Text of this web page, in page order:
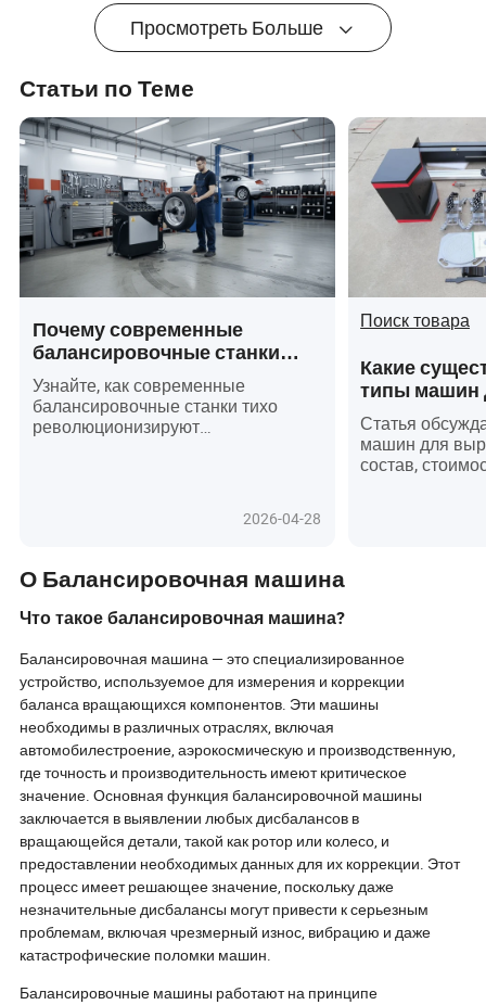
точности
обработке осей
точности в
обработке осей
Просмотреть Больше
Статьи по Теме
Почему современные
балансировочные станки
трансформируют
автомобильную индустрию
быстрее, чем вы думаете?
Узнайте, как современные
балансировочные станки тихо
революционизируют
диагностики на базе ИИ до
бесшовной совместимости с
умные машины трансформируют
мастерские по всему миру —
уменьшая человеческие ошибки,
повышая удовлетворенность
клиентов и устанавливая новые
стандарты ухода за автомобилями.
С растущим мировым спросом,
особенно в Азии, и инновациями,
такими как удаленная диагностика
и предиктивное обслуживание,
будущее балансировки колес
становится умнее, быстрее и
экологичнее, чем когда-либо
прежде. Интересно, что эти
прорывы значат для вашего
бизнеса или автомобиля? Узнайте,
почему оставаться впереди в этом
технологически ориентированном
рынке крайне важно.
2026-04-28
Поиск товара
Какие
типы машин
колес и как
в ремонте
Статья
машин для
состав,
О Балансировочная машина
Что такое балансировочная машина?
Балансировочная машина — это специализированное
устройство, используемое для измерения и коррекции
баланса вращающихся компонентов. Эти машины
необходимы в различных отраслях, включая
автомобилестроение, аэрокосмическую и производственную,
где точность и производительность имеют критическое
значение. Основная функция балансировочной машины
заключается в выявлении любых дисбалансов в
вращающейся детали, такой как ротор или колесо, и
предоставлении необходимых данных для их коррекции. Этот
процесс имеет решающее значение, поскольку даже
незначительные дисбалансы могут привести к серьезным
проблемам, включая чрезмерный износ, вибрацию и даже
катастрофические поломки машин.
Балансировочные машины работают на принципе